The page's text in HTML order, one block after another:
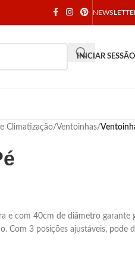
INICIAR SESSÃO
Climatização/Ventoinhas/
e com 40cm de diâmetro garante
Com 3 posições ajustáveis, pode